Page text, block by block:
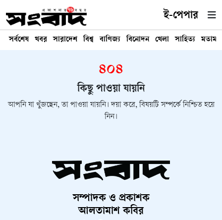
ই-পেপার
সর্বশেষ খবর সারাদেশ বিশ্ব বাণিজ্য বিনোদন খেলা সাহিত্য মতামত
৪০৪
কিছু পাওয়া যায়নি
আপনি যা খুঁজছেন, তা পাওয়া যায়নি। দয়া করে, বিষয়টি সম্পর্কে নিশ্চিত হয়ে
নিন।
সম্পাদক ও প্রকাশক
আলতামাশ কবির